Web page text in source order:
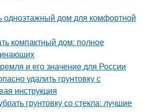
одноэтажный дом для комфортной
компактный дом: полное
и его значение для России
удалить грунтовку с
инструкция
грунтовку со стекла: лучшие